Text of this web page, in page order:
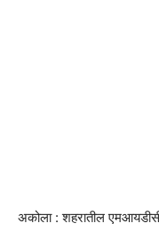
अकोला : शहरातील